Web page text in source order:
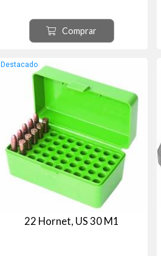
Comprar
Destacado
22 Hornet, US 30 M1